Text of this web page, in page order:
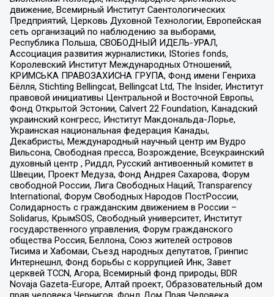
движение, Всемирный Институт Саентологических
Предприятий, Церковь Духовной Технологии, Европейская
сеть организаций по наблюдению за выборами,
Республика Польша, СВОБОДНЫЙ ИДЕЛЬ-УРАЛ,
Ассоциация развития журналистики, IStories fonds,
Королевский Институт Международных Отношений,
КРИМСЬКА ПРАВОЗАХИСНА ГРУПА, Фонд имени Генриха
Бёлля, Stichting Bellingcat, Bellingcat Ltd, The Insider, Институт
правовой инициативы Центральной и Восточной Европы,
Фонд Открытой Эстонии, Calvert 22 Foundation, Канадский
украинский конгресс, Институт Макдональда-Лорье,
Украинская национальная федерация Канады,
Декабристы, Международный научный центр им Вудро
Вильсона, Свободная пресса, Возрождение, Всеукраинский
духовный центр , Риддл, Русский антивоенный комитет в
Швеции, Проект Медуза, Фонд Андрея Сахарова, Форум
свободной России, Лига Свободных Наций, Transparеncy
International, Форум Свободных Народов ПостРоссии,
Солидарность с гражданским движением в России –
Solidarus, КрымSOS, Свободный университет, Институт
государственного управления, Форум гражданского
общества Россия, Беллона, Союз жителей островов
Тисима и Хабомаи, Съезд народных депутатов, Гринпис
Интернешнл, Фонд борьбы с коррупцией Инк, Завет
церквей TCCN, Агора, Всемирный фонд природы, BDR
Novaja Gazeta-Europe, Алтай проект, Образовательный дом